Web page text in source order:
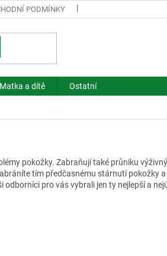
PODMÍNKY
Matka a dítě Ostatní
pokožky. Zabraňují také průniku
tím předčasnému stárnutí pokožky
pro vás vybrali jen ty nejlepší a